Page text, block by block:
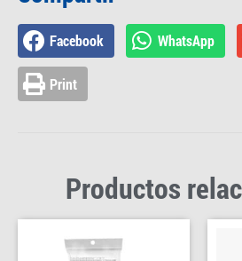
Facebook WhatsApp
Print
Productos